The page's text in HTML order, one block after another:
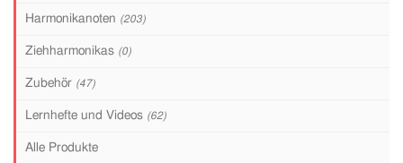
Harmonikanoten (203)
Ziehharmonikas (0)
Zubehör (47)
Lernhefte und Videos (62)
Alle Produkte